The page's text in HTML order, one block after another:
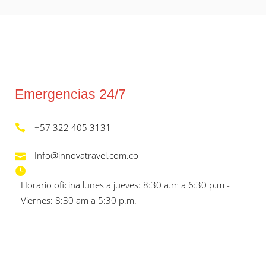
Emergencias 24/7
+57 322 405 3131
Info@innovatravel.com.co
Horario oficina lunes a jueves: 8:30 a.m a 6:30 p.m -
Viernes: 8:30 am a 5:30 p.m.